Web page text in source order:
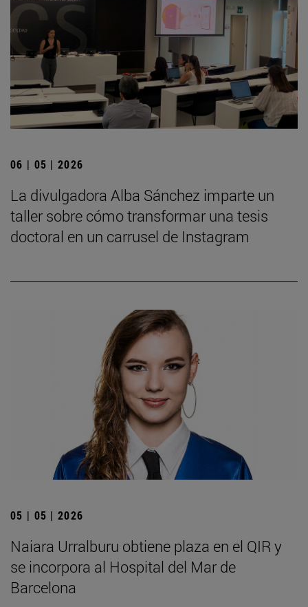
06 | 05 | 2026
La divulgadora Alba Sánchez imparte un
taller sobre cómo transformar una tesis
doctoral en un carrusel de Instagram
05 | 05 | 2026
Naiara Urralburu obtiene plaza en el QIR y
se incorpora al Hospital del Mar de
Barcelona